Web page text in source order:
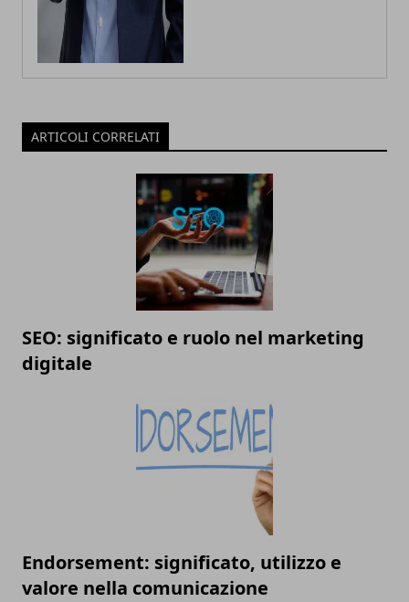
ARTICOLI CORRELATI
SEO: significato e ruolo nel marketing
digitale
Endorsement: significato, utilizzo e
valore nella comunicazione